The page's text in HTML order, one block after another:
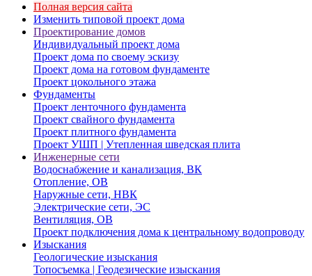
Полная версия сайта
Изменить типовой проект дома
Проектирование домов
Индивидуальный проект дома
Проект дома по своему эскизу
Проект дома на готовом фундаменте
Проект цокольного этажа
Фундаменты
Проект ленточного фундамента
Проект свайного фундамента
Проект плитного фундамента
Проект УШП | Утепленная шведская плита
Инженерные сети
Водоснабжение и канализация, ВК
Отопление, ОВ
Наружные сети, НВК
Электрические сети, ЭС
Вентиляция, ОВ
Проект подключения дома к центральному водопроводу
Изыскания
Геологические изыскания
Топосъемка | Геодезические изыскания